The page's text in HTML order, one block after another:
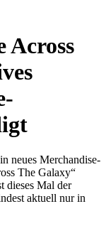
Across
neues Merchandise-
The Galaxy“
dieses Mal der
aktuell nur in